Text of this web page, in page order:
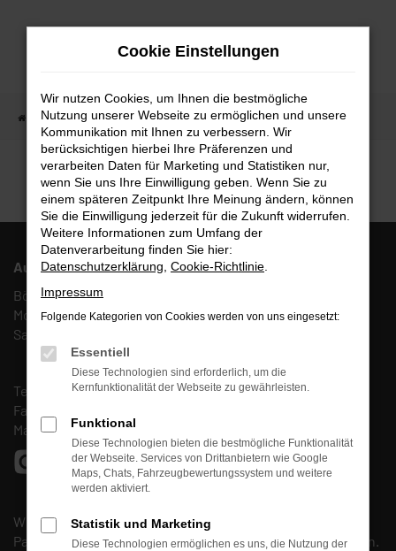
Zum
Startseite Fahrzeugangebote Fahrzeugmarkt
Fahrzeugmarkt
Autohaus Fulda West AFW GmbH & Co. KG
Böcklerstr. 27, 36041 Fulda
Mo. – Fr.: 10:00 – 18:00 Uhr
Sa.: 10:00 – 13:00 Uhr
Tel.:
(0661) 67 90 88 0
Fax: (0661) 67 90 88 30
Mail:info@autohaus-fulda-west.de
Wir sind Mitglied beim BVfKund arbeiten mit unserem
Partner, derKfz-Meisterwerkstatt Kirschmann, zusammen.
Cookie Einstellungen
Wir nutzen Cookies, um Ihnen die bestmögliche
Nutzung unserer Webseite zu ermöglichen und unsere
Kommunikation mit Ihnen zu verbessern. Wir
berücksichtigen hierbei Ihre Präferenzen und
verarbeiten Daten für Marketing und Statistiken nur,
wenn Sie uns Ihre Einwilligung geben. Wenn Sie zu
einem späteren Zeitpunkt Ihre Meinung ändern, können
Sie die Einwilligung jederzeit für die Zukunft widerrufen.
Weitere Informationen zum Umfang der
Datenverarbeitung finden Sie hier:
Datenschutzerklärung Cookie-Richtlinie
Impressum
Folgende Kategorien von Cookies werden von uns eingesetzt:
Essentiell
Diese Technologien sind erforderlich, um die
Kernfunktionalität der Webseite zu gewährleisten.
Funktional
Diese Technologien bieten die bestmögliche Funktionalität
der Webseite. Services von Drittanbietern wie Google
Maps, Chats, Fahrzeugbewertungssystem und weitere
werden aktiviert.
Statistik und Marketing
Diese Technologien ermöglichen es uns, die Nutzung der